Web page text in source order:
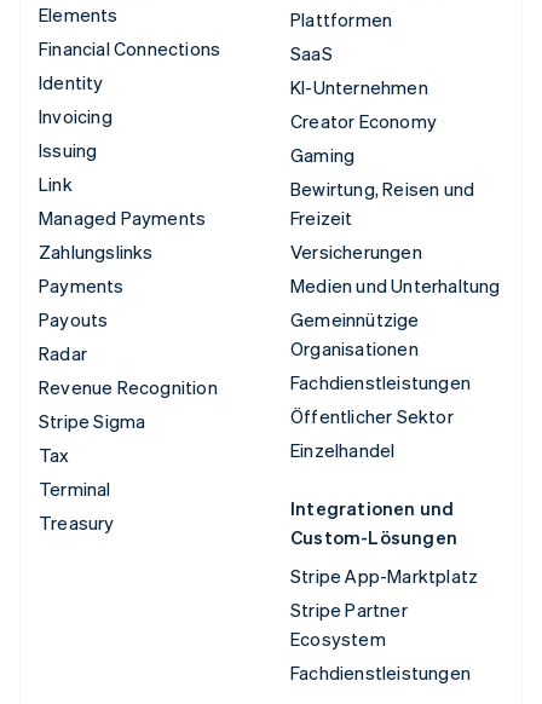
Elements
Financial Connections
Identity
Invoicing
Issuing
Link
Managed Payments
Zahlungslinks
Payments
Payouts
Radar
Revenue Recognition
Stripe Sigma
Tax
Terminal
Treasury
Plattformen
SaaS
KI-Unternehmen
Creator Economy
Gaming
Bewirtung, Reisen und
Freizeit
Versicherungen
Medien und Unterhaltung
Gemeinnützige
Organisationen
Fachdienstleistungen
Öffentlicher Sektor
Einzelhandel
Integrationen und
Custom-Lösungen
Stripe App-Marktplatz
Stripe Partner
Ecosystem
Fachdienstleistungen